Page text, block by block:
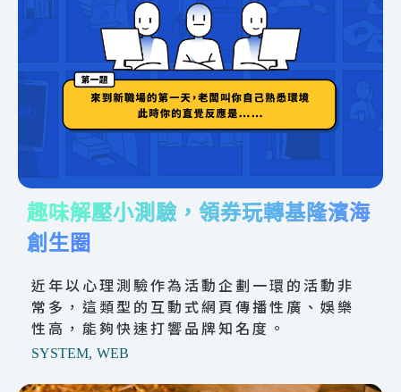
趣味解壓小測驗，領券玩轉基隆濱海
創生圈
近年以心理測驗作為活動企劃一環的活動非
常多，這類型的互動式網頁傳播性廣、娛樂
性高，能夠快速打響品牌知名度。
SYSTEM, WEB